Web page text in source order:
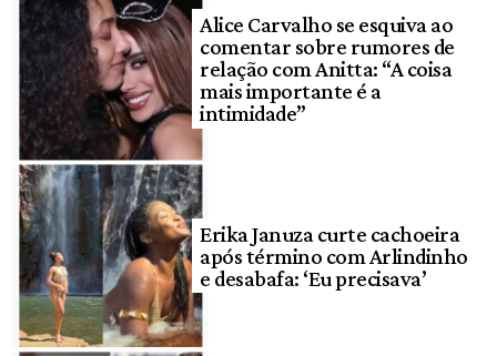
Alice Carvalho se esquiva ao
comentar sobre rumores de
relação com Anitta: “A coisa
mais importante é a
intimidade”
Erika Januza curte cachoeira
após término com Arlindinho
e desabafa: ‘Eu precisava’